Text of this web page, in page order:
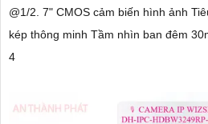
@1/2. 7" CMOS cảm biến hình ảnh
kép thông minh Tầm nhìn ban đêm 30m mạnh mẽ với Chip SMD
4